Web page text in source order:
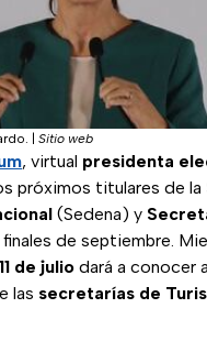
Sitio web
, virtual presidenta
próximos titulares de la
(Sedena) y
finales de septiembre.
de julio dará a conocer
las secretarías de